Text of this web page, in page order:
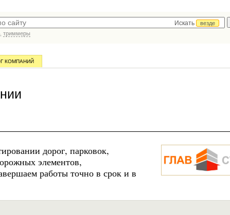
Искать
везде
триммеры
КОМПАНИЙ
дорог, парковок,
элементов,
работы точно в срок и в